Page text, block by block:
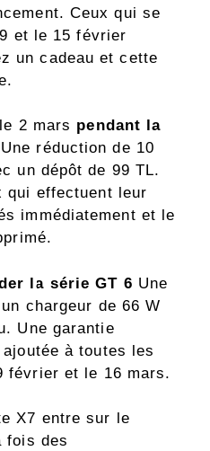
Ceux qui se
et le 15 février
un cadeau et cette
2 mars pendant la
Une réduction de 10
un dépôt de 99 TL.
qui effectuent leur
immédiatement et le
la série GT 6 Une
chargeur de 66 W
Une garantie
à toutes les
février et le 16 mars.
X7 entre sur le
fois des